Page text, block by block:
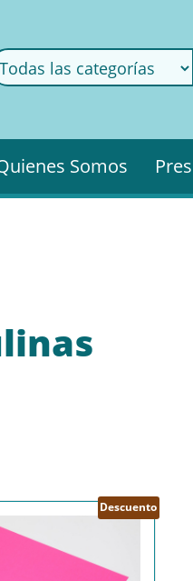
Somos
Descuento